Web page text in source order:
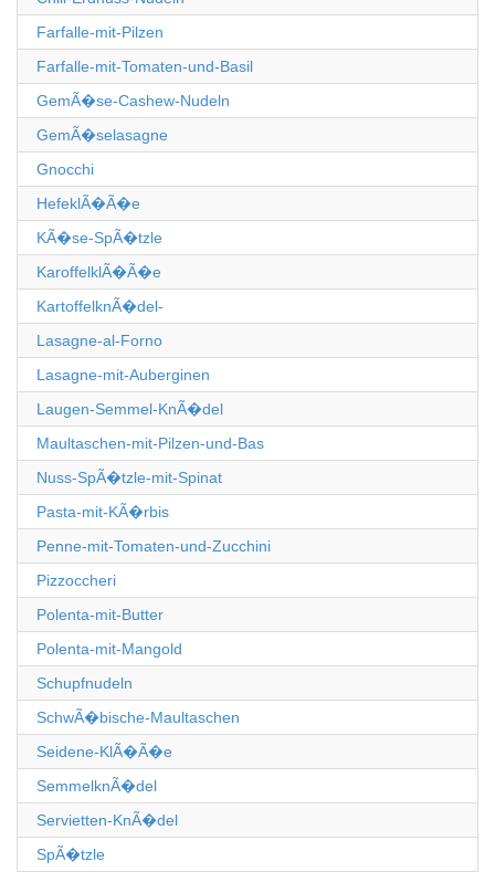
Farfalle-mit-Pilzen
Farfalle-mit-Tomaten-und-Basil
GemÃ�se-Cashew-Nudeln
GemÃ�selasagne
Gnocchi
HefeklÃ�Ã�e
KÃ�se-SpÃ�tzle
KaroffelklÃ�Ã�e
KartoffelknÃ�del-
Lasagne-al-Forno
Lasagne-mit-Auberginen
Laugen-Semmel-KnÃ�del
Maultaschen-mit-Pilzen-und-Bas
Nuss-SpÃ�tzle-mit-Spinat
Pasta-mit-KÃ�rbis
Penne-mit-Tomaten-und-Zucchini
Pizzoccheri
Polenta-mit-Butter
Polenta-mit-Mangold
Schupfnudeln
SchwÃ�bische-Maultaschen
Seidene-KlÃ�Ã�e
SemmelknÃ�del
Servietten-KnÃ�del
SpÃ�tzle